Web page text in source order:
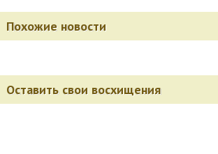
Похожие новости
Оставить свои восхищения